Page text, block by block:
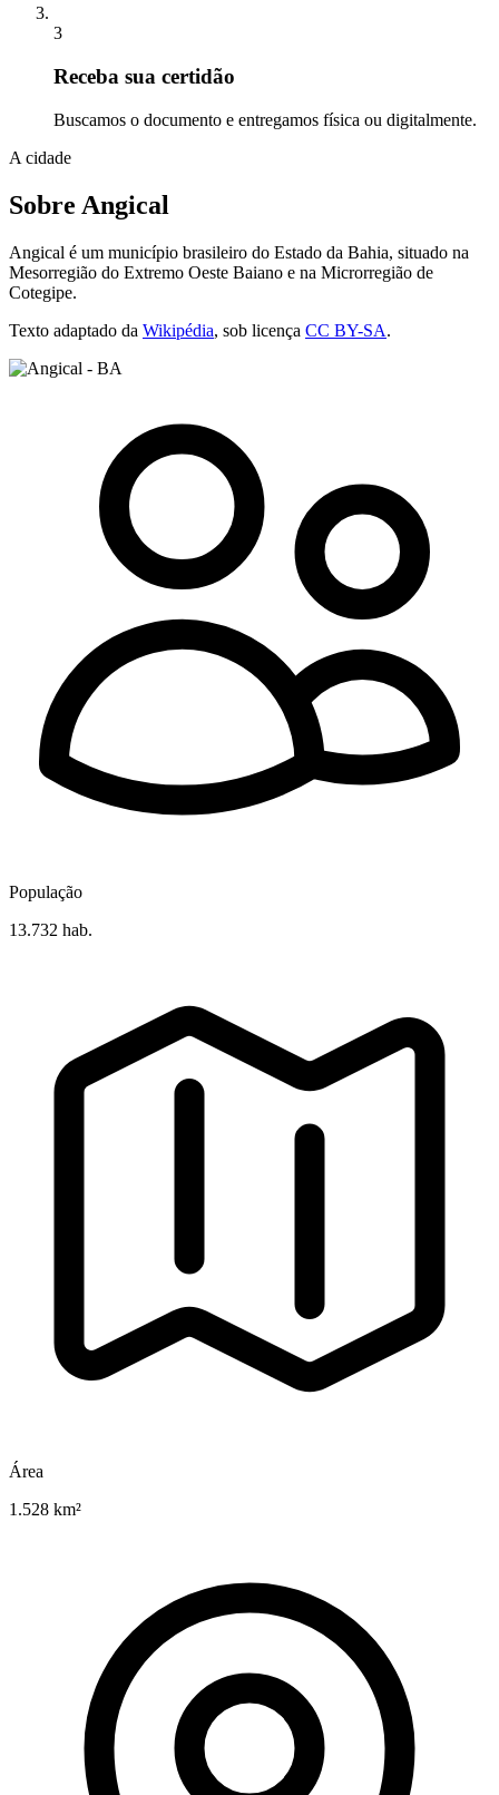
3
Receba sua certidão
Buscamos o documento e entregamos física ou digitalmente.
A cidade
Sobre Angical
Angical é um município brasileiro do Estado da Bahia, situado na
Mesorregião do Extremo Oeste Baiano e na Microrregião de
Cotegipe.
Texto adaptado da Wikipédia, sob licença CC BY-SA.
População
13.732 hab.
Área
1.528 km²